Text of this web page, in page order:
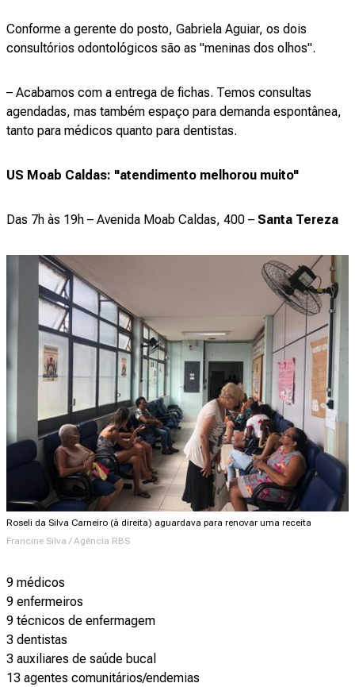
Conforme a gerente do posto, Gabriela Aguiar, os dois
consultórios odontológicos são as "meninas dos olhos".
– Acabamos com a entrega de fichas. Temos consultas
agendadas, mas também espaço para demanda espontânea,
tanto para médicos quanto para dentistas.
US Moab Caldas: "atendimento melhorou muito"
Das 7h às 19h – Avenida Moab Caldas, 400 – Santa Tereza
Roseli da Silva Carneiro (à direita) aguardava para renovar uma receita
Francine Silva / Agência RBS
9 médicos
9 enfermeiros
9 técnicos de enfermagem
3 dentistas
3 auxiliares de saúde bucal
13 agentes comunitários/endemias